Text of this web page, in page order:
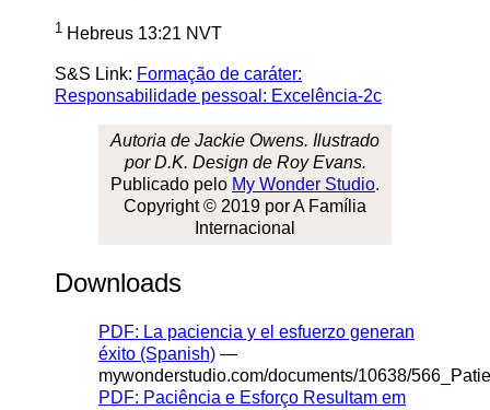
1 Hebreus 13:21 NVT
S&S Link: Formação de caráter:
Responsabilidade pessoal: Excelência-2c
Autoria de Jackie Owens. Ilustrado
por D.K. Design de Roy Evans.
Publicado pelo My Wonder Studio.
Copyright © 2019 por A Família
Internacional
Downloads
PDF: La paciencia y el esfuerzo generan
éxito (Spanish) —
mywonderstudio.com/documents/10638/
PDF: Paciência e Esforço Resultam em